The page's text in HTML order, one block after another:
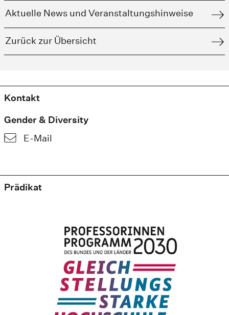
Aktuelle News und Veranstaltungshinweise
Zurück zur Übersicht
Kontakt
Gender & Diversity
E-Mail
Prädikat